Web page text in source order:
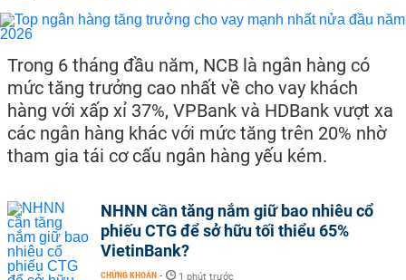
Trong 6 tháng đầu năm, NCB là ngân hàng có
mức tăng trưởng cao nhất về cho vay khách
hàng với xấp xỉ 37%, VPBank và HDBank vượt xa
các ngân hàng khác với mức tăng trên 20% nhờ
tham gia tái cơ cấu ngân hàng yếu kém.
NHNN cần tăng nắm giữ bao nhiêu cổ
phiếu CTG để sở hữu tối thiểu 65%
VietinBank?
CHỨNG KHOÁN - 1 phút trước